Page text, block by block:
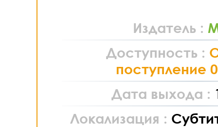
Издатель :
Доступность :
поступление
Дата выхода :
Локализация :